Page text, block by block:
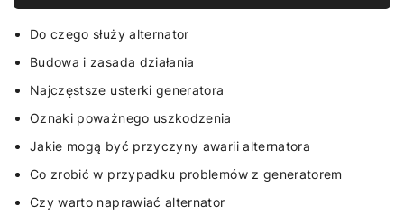
Do czego służy alternator
Budowa i zasada działania
Najczęstsze usterki generatora
Oznaki poważnego uszkodzenia
Jakie mogą być przyczyny awarii alternatora
Co zrobić w przypadku problemów z generatorem
Czy warto naprawiać alternator